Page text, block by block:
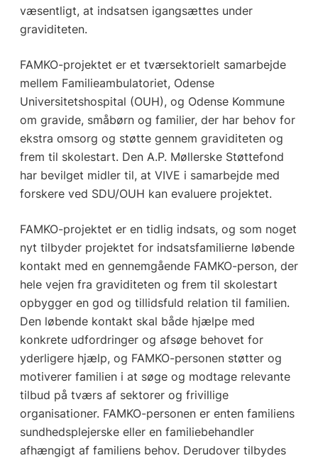
væsentligt, at indsatsen igangsættes under
graviditeten.
FAMKO-projektet er et tværsektorielt samarbejde
mellem Familieambulatoriet, Odense
Universitetshospital (OUH), og Odense Kommune
om gravide, småbørn og familier, der har behov for
ekstra omsorg og støtte gennem graviditeten og
frem til skolestart. Den A.P. Møllerske Støttefond
har bevilget midler til, at VIVE i samarbejde med
forskere ved SDU/OUH kan evaluere projektet.
FAMKO-projektet er en tidlig indsats, og som noget
nyt tilbyder projektet for indsatsfamilierne løbende
kontakt med en gennemgående FAMKO-person, der
hele vejen fra graviditeten og frem til skolestart
opbygger en god og tillidsfuld relation til familien.
Den løbende kontakt skal både hjælpe med
konkrete udfordringer og afsøge behovet for
yderligere hjælp, og FAMKO-personen støtter og
motiverer familien i at søge og modtage relevante
tilbud på tværs af sektorer og frivillige
organisationer. FAMKO-personen er enten familiens
sundhedsplejerske eller en familiebehandler
afhængigt af familiens behov. Derudover tilbydes